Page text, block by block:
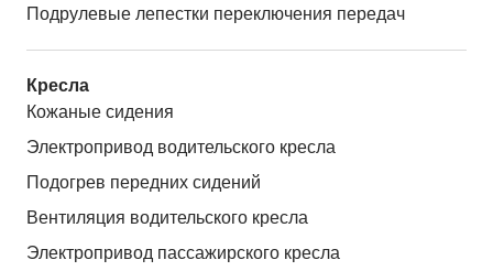
Подрулевые лепестки переключения передач
Кресла
Кожаные сидения
Электропривод водительского кресла
Подогрев передних сидений
Вентиляция водительского кресла
Электропривод пассажирского кресла